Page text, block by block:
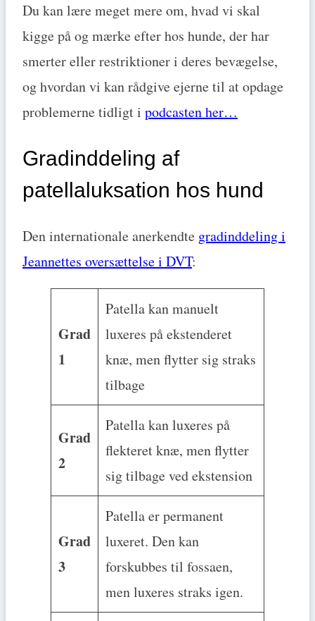
Du kan lære meget mere om, hvad vi skal
kigge på og mærke efter hos hunde, der har
smerter eller restriktioner i deres bevægelse,
og hvordan vi kan rådgive ejerne til at opdage
problemerne tidligt i podcasten her…
Gradinddeling af
patellaluksation hos hund
Den internationale anerkendte gradinddeling i
Jeannettes oversættelse i DVT:
Grad
1
Patella kan manuelt
luxeres på ekstenderet
knæ, men flytter sig straks
tilbage
Grad
2
Patella kan luxeres på
flekteret knæ, men flytter
sig tilbage ved ekstension
Grad
3
Patella er permanent
luxeret. Den kan
forskubbes til fossaen,
men luxeres straks igen.